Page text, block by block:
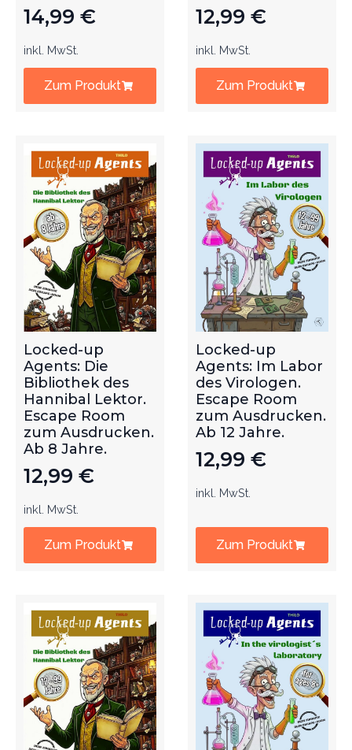
14,99 €
inkl. MwSt.
Zum Produkt
12,99 €
inkl. MwSt.
Zum Produkt
Locked-up
Agents: Die
Bibliothek des
Hannibal Lektor.
Escape Room
zum Ausdrucken.
Ab 8 Jahre.
12,99 €
inkl. MwSt.
Zum Produkt
Locked-up
Agents: Im Labor
des Virologen.
Escape Room
zum Ausdrucken.
Ab 12 Jahre.
12,99 €
inkl. MwSt.
Zum Produkt